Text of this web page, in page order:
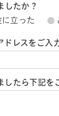
したか？
に立った
レスをご入
たら下記を